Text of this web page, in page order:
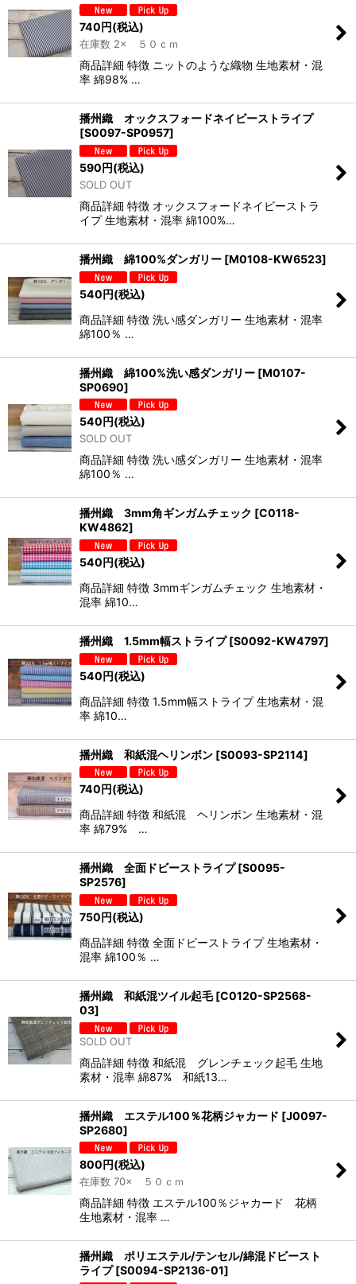
740円(税込)
在庫数 2× ５０ｃｍ
商品詳細 特徴 ニットのような織物 生地素材・混
率 綿98% …
播州織 オックスフォードネイビーストライプ
[S0097-SP0957]
590円(税込)
SOLD OUT
商品詳細 特徴 オックスフォードネイビーストラ
イプ 生地素材・混率 綿100%…
播州織 綿100%ダンガリー [M0108-KW6523]
540円(税込)
商品詳細 特徴 洗い感ダンガリー 生地素材・混率
綿100％ …
播州織 綿100%洗い感ダンガリー [M0107-
SP0690]
540円(税込)
SOLD OUT
商品詳細 特徴 洗い感ダンガリー 生地素材・混率
綿100％ …
播州織 3mm角ギンガムチェック [C0118-
KW4862]
540円(税込)
商品詳細 特徴 3mmギンガムチェック 生地素材・
混率 綿10…
播州織 1.5mm幅ストライプ [S0092-KW4797]
540円(税込)
商品詳細 特徴 1.5mm幅ストライプ 生地素材・混
率 綿10…
播州織 和紙混ヘリンボン [S0093-SP2114]
740円(税込)
商品詳細 特徴 和紙混 ヘリンボン 生地素材・混
率 綿79% …
播州織 全面ドビーストライプ [S0095-
SP2576]
750円(税込)
商品詳細 特徴 全面ドビーストライプ 生地素材・
混率 綿100％ …
播州織 和紙混ツイル起毛 [C0120-SP2568-
03]
SOLD OUT
商品詳細 特徴 和紙混 グレンチェック起毛 生地
素材・混率 綿87% 和紙13…
播州織 エステル100％花柄ジャカード [J0097-
SP2680]
800円(税込)
在庫数 70× ５０ｃｍ
商品詳細 特徴 エステル100％ジャカード 花柄
生地素材・混率 …
播州織 ポリエステル/テンセル/綿混ドビースト
ライプ [S0094-SP2136-01]